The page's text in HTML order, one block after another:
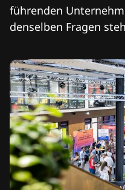
führenden
denselben Fragen